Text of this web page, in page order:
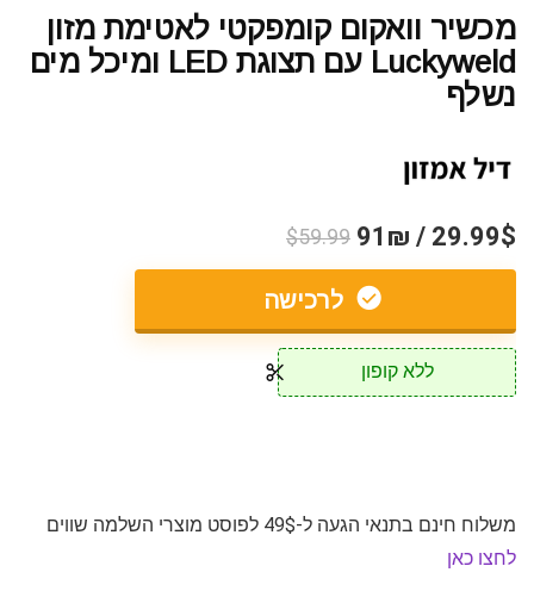
מכשיר וואקום קומפקטי לאטימת מזון
Luckyweld עם תצוגת LED ומיכל מים
נשלף
29.99$ / 91₪
$59.99
לרכישה
ללא קופון
משלוח חינם בתנאי הגעה ל-49$ לפוסט מוצרי השלמה שווים
לחצו כאן